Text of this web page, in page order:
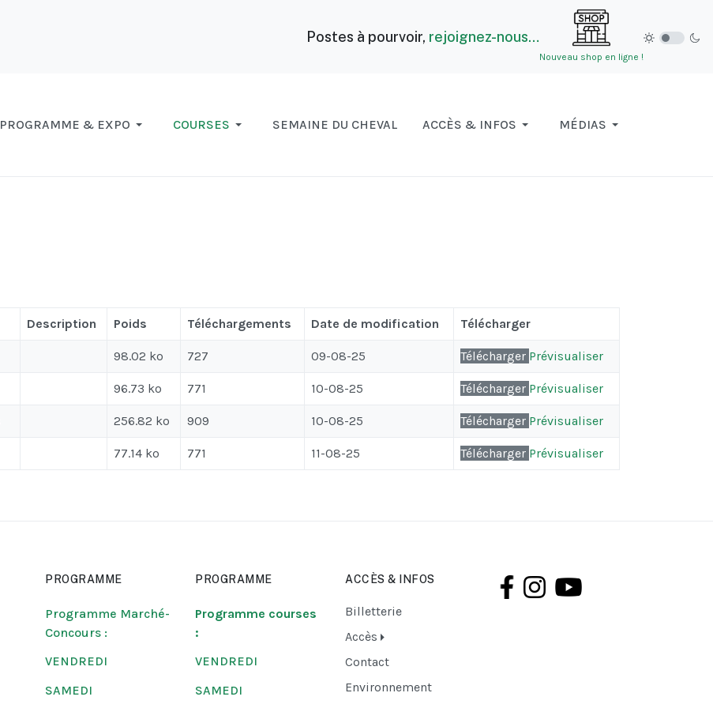
Postes à pourvoir, rejoignez-nous…
Nouveau shop en ligne !
PROGRAMME & EXPO COURSES SEMAINE DU CHEVAL ACCÈS & INFOS MÉDIAS
Description Poids Téléchargements Date de modification Télécharger
98.02 ko 727 09-08-25 Télécharger Prévisualiser
96.73 ko 771 10-08-25 Télécharger Prévisualiser
256.82 ko 909 10-08-25 Télécharger Prévisualiser
77.14 ko 771 11-08-25 Télécharger Prévisualiser
PROGRAMME
Programme Marché-
Concours :
VENDREDI
SAMEDI
PROGRAMME
Programme courses
:
VENDREDI
SAMEDI
ACCÈS & INFOS
Billetterie
Accès
Contact
Environnement